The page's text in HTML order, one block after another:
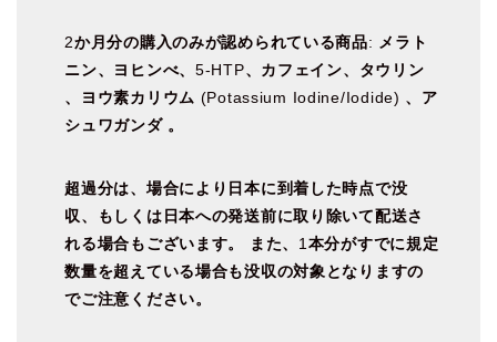
2か月分の購入のみが認められている商品: メラト
ニン、ヨヒンべ、 5-HTP、カフェイン、タウリン
、ヨウ素カリウム (Potassium Iodine/Iodide) 、ア
シュワガンダ 。
超過分は、場合により日本に到着した時点で没
収、もしくは日本への発送前に取り除いて配送さ
れる場合もございます。
また、 1 本分がすでに規定
数量を超えている場合も没収の対象となりますの
でご注意ください。